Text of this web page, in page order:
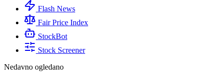
Flash News
Fair Price Index
StockBot
Stock Screener
Nedavno ogledano